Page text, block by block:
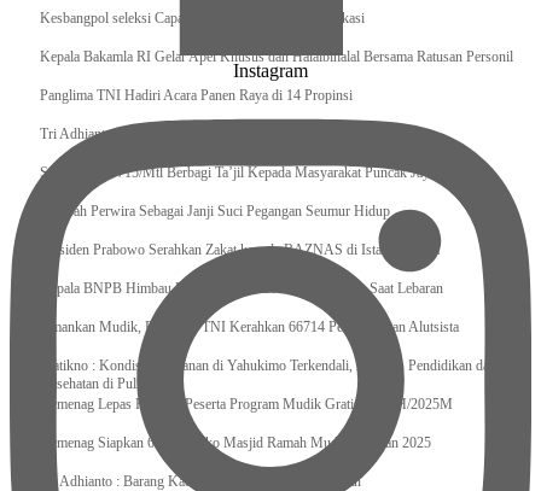
Kesbangpol seleksi Capaska 736 Siswa/i se-Kota Bekasi
Kepala Bakamla RI Gelar Apel Khusus dan Halalbihalal Bersama Ratusan Personil
Panglima TNI Hadiri Acara Panen Raya di 14 Propinsi
Tri Adhianto : Kota Bekasi Bisa Mempertahankan Keharmonisasian
Satgas Yonif 715/Mtl Berbagi Ta’jil Kepada Masyarakat Puncak Jaya
Sumpah Perwira Sebagai Janji Suci Pegangan Seumur Hidup
Presiden Prabowo Serahkan Zakat kepada BAZNAS di Istana Negara
Kepala BNPB Himbau Pemda Waspada Potensi Bencana Saat Lebaran
Amankan Mudik, Panglima TNI Kerahkan 66714 Personel Dan Alutsista
Pratikno : Kondisi Keamanan di Yahukimo Terkendali, Layanan Pendidikan dan
Kesehatan di Pulihkan
Kemenag Lepas Ratusan Peserta Program Mudik Gratis 1446 H/2025M
Kemenag Siapkan 6.180 Posko Masjid Ramah Mudik Lebaran 2025
Tri Adhianto : Barang Kadaluarsa Segera di Kembalikan
Instagram